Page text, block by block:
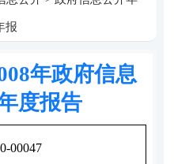
报
年政府信息
度报告
00047